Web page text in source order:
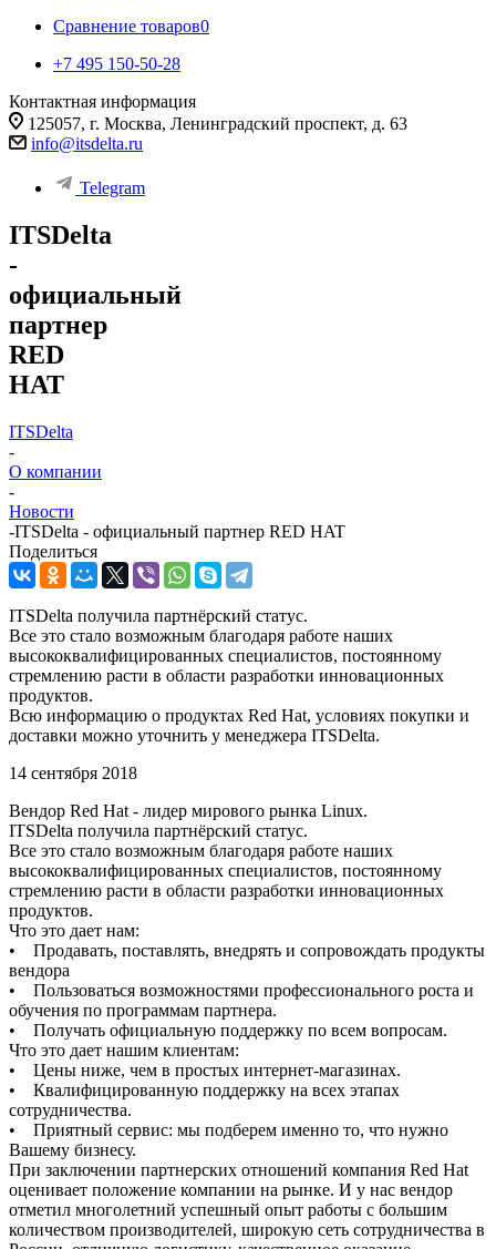
Сравнение товаров0
+7 495 150-50-28
Контактная информация
125057, г. Москва, Ленинградский проспект, д. 63
info@itsdelta.ru
Telegram
ITSDelta
-
официальный
партнер
RED
HAT
ITSDelta
-
О компании
-
Новости
-ITSDelta - официальный партнер RED HAT
Поделиться
ITSDelta получила партнёрский статус.
Все это стало возможным благодаря работе наших
высококвалифицированных специалистов, постоянному
стремлению расти в области разработки инновационных
продуктов.
Всю информацию о продуктах Red Hat, условиях покупки и
доставки можно уточнить у менеджера ITSDelta.
14 сентября 2018
Вендор Red Hat - лидер мирового рынка Linux.
ITSDelta получила партнёрский статус.
Все это стало возможным благодаря работе наших
высококвалифицированных специалистов, постоянному
стремлению расти в области разработки инновационных
продуктов.
Что это дает нам:
• Продавать, поставлять, внедрять и сопровождать продукты
вендора
• Пользоваться возможностями профессионального роста и
обучения по программам партнера.
• Получать официальную поддержку по всем вопросам.
Что это дает нашим клиентам:
• Цены ниже, чем в простых интернет-магазинах.
• Квалифицированную поддержку на всех этапах
сотрудничества.
• Приятный сервис: мы подберем именно то, что нужно
Вашему бизнесу.
При заключении партнерских отношений компания Red Hat
оценивает положение компании на рынке. И у нас вендор
отметил многолетний успешный опыт работы с большим
количеством производителей, широкую сеть сотрудничества в